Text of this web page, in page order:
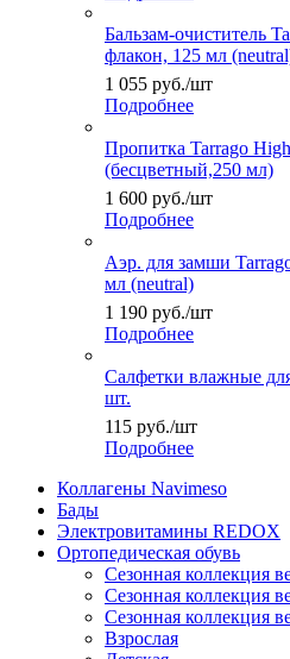
Бальзам-очиститель
флакон, 125 мл
1 055 руб./шт
Подробнее
Пропитка Tarrago
(бесцветный,250 мл)
1 600 руб./шт
Подробнее
Аэр. для замши
мл (neutral)
1 190 руб./шт
Подробнее
Салфетки влажные
шт.
115 руб./шт
Подробнее
Коллагены Navimeso
Бады
Электровитамины REDOX
Ортопедическая обувь
Сезонная коллекция
Сезонная коллекция
Сезонная коллекция
Взрослая